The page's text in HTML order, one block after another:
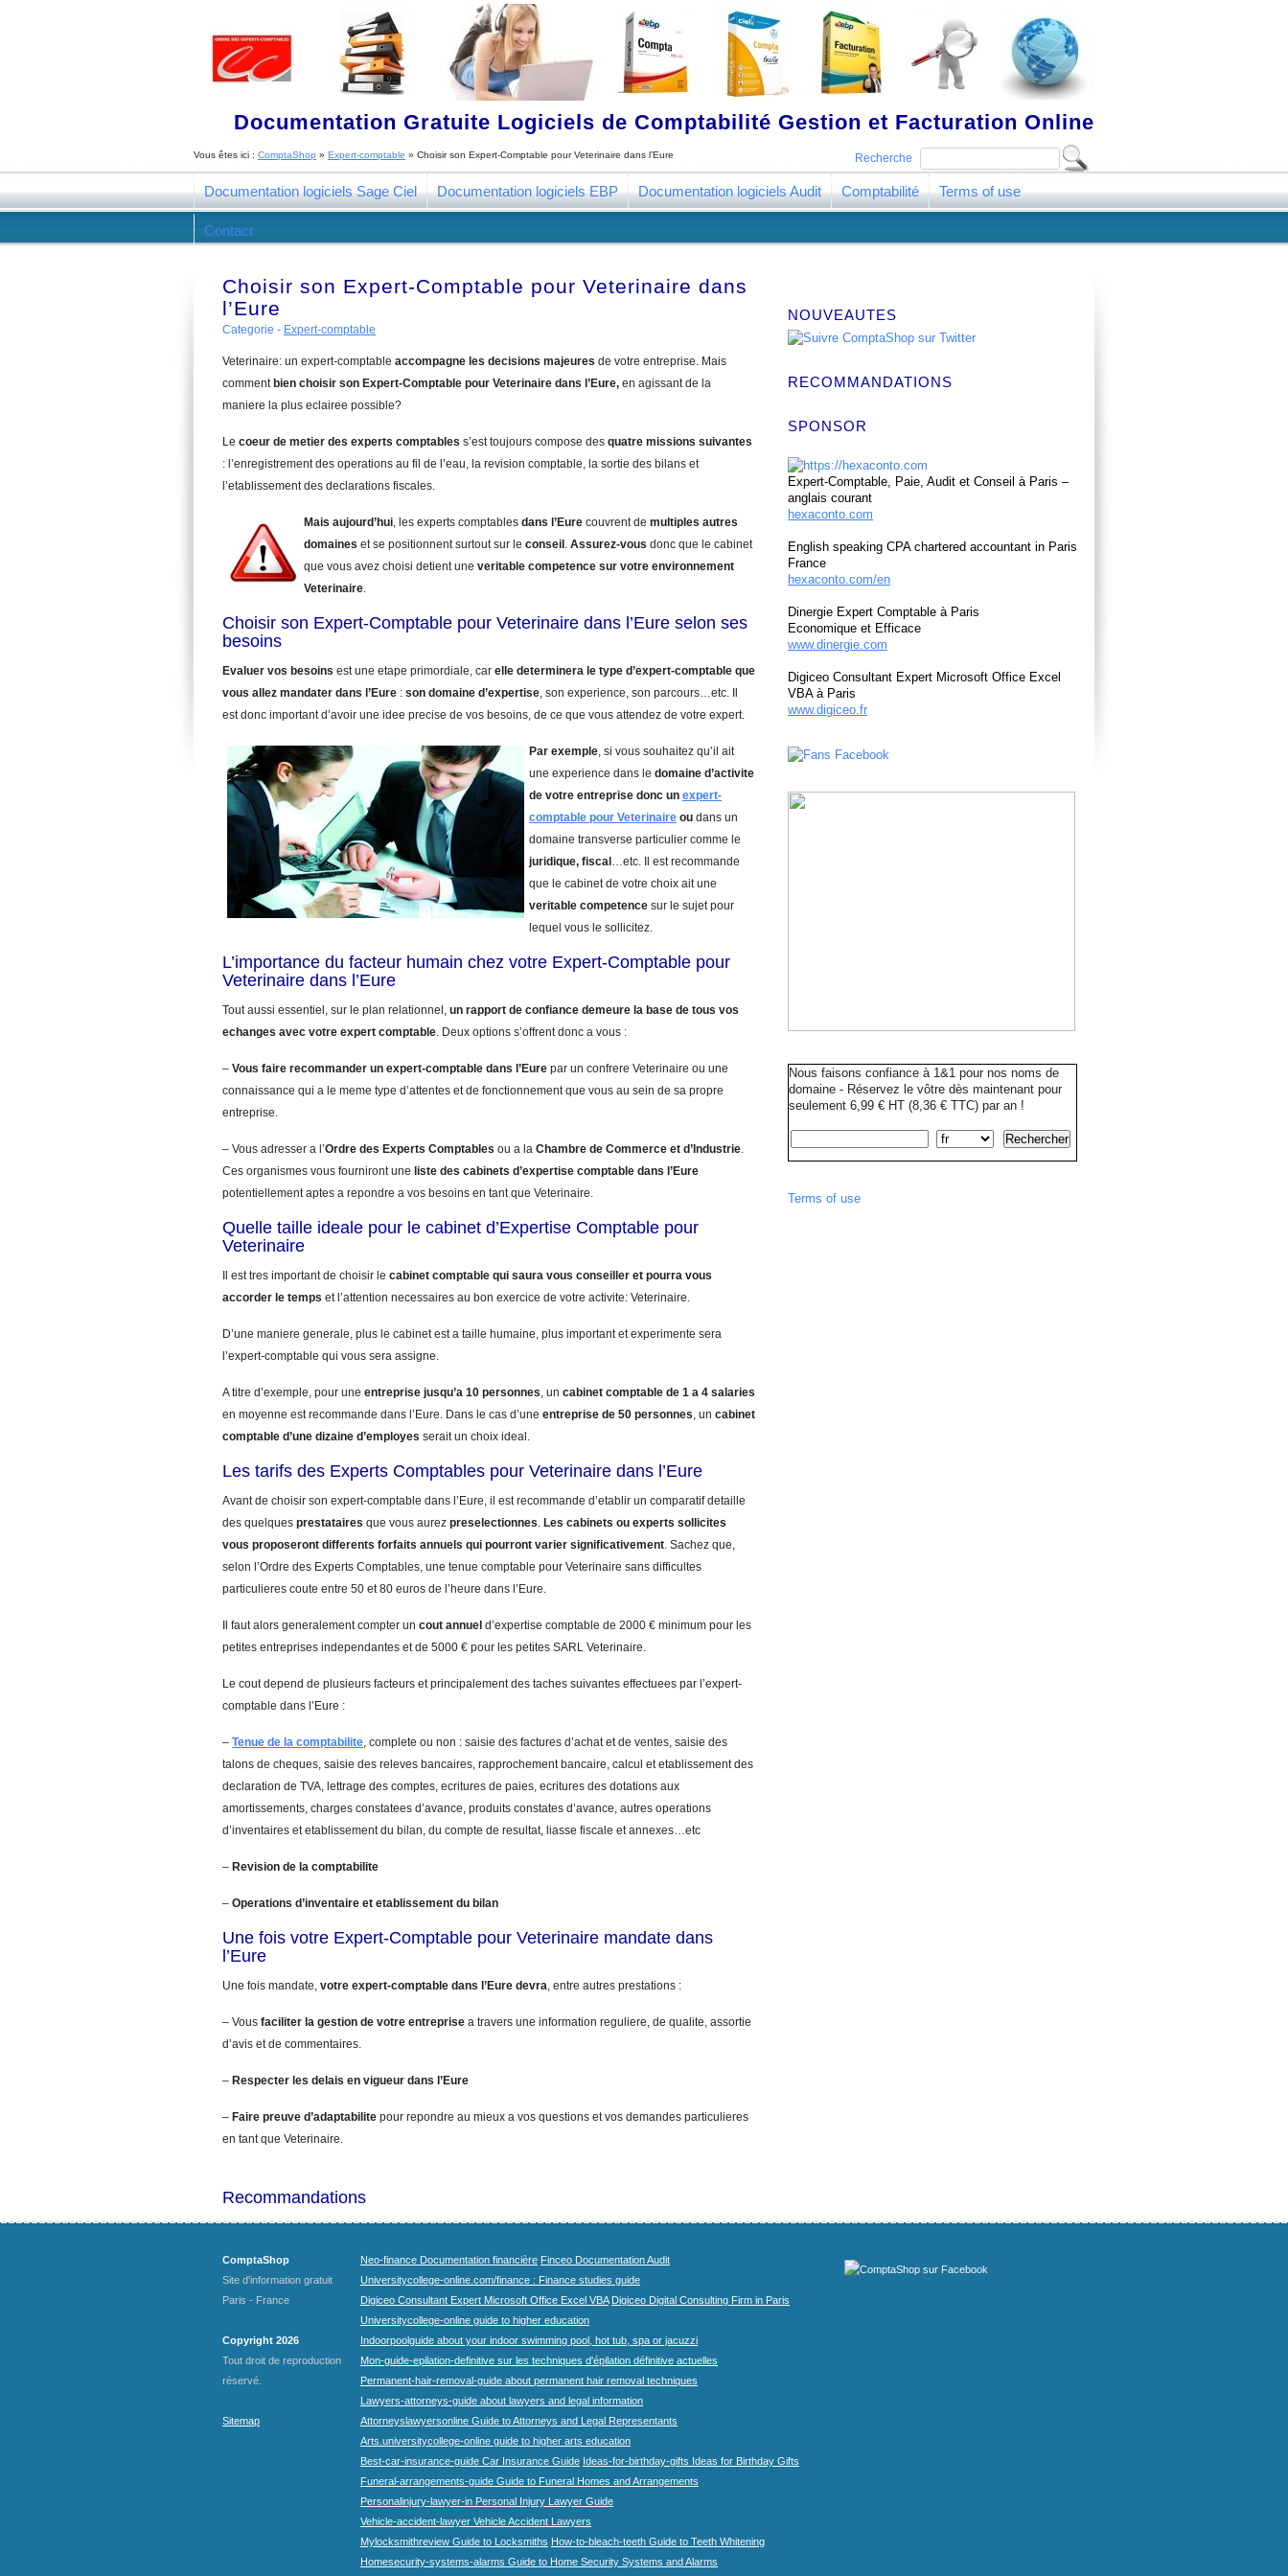
Documentation Gratuite Logiciels de Comptabilité Gestion et Facturation Online
Recherche
Vous êtes ici : ComptaShop » Expert-comptable » Choisir son Expert-Comptable pour Veterinaire dans l’Eure
Documentation logiciels Sage Ciel Documentation logiciels EBP Documentation logiciels Audit Comptabilité Terms of use
Contact
Choisir son Expert-Comptable pour Veterinaire dans
l’Eure
Categorie - Expert-comptable
Veterinaire: un expert-comptable accompagne les decisions majeures de votre entreprise. Mais
comment bien choisir son Expert-Comptable pour Veterinaire dans l’Eure, en agissant de la
maniere la plus eclairee possible?
Le coeur de metier des experts comptables s’est toujours compose des quatre missions suivantes
: l’enregistrement des operations au fil de l’eau, la revision comptable, la sortie des bilans et
l’etablissement des declarations fiscales.
Mais aujourd’hui, les experts comptables dans l’Eure couvrent de multiples autres
domaines et se positionnent surtout sur le conseil . Assurez-vous donc que le cabinet
que vous avez choisi detient une veritable competence sur votre environnement
Veterinaire.
Choisir son Expert-Comptable pour Veterinaire dans l’Eure selon ses
besoins
Evaluer vos besoins est une etape primordiale, car elle determinera le type d’expert-comptable que
vous allez mandater dans l’Eure : son domaine d’expertise, son experience, son parcours…etc. Il
est donc important d’avoir une idee precise de vos besoins, de ce que vous attendez de votre expert.
Par exemple, si vous souhaitez qu’il ait
une experience dans le domaine d’activite
de votre entreprise donc un expert-
comptable pour Veterinaire ou dans un
domaine transverse particulier comme le
juridique, fiscal …etc. Il est recommande
que le cabinet de votre choix ait une
veritable competence sur le sujet pour
lequel vous le sollicitez.
L’importance du facteur humain chez votre Expert-Comptable pour
Veterinaire dans l’Eure
Tout aussi essentiel, sur le plan relationnel, un rapport de confiance demeure la base de tous vos
echanges avec votre expert comptable. Deux options s’offrent donc a vous :
– Vous faire recommander un expert-comptable dans l’Eure par un confrere Veterinaire ou une
connaissance qui a le meme type d’attentes et de fonctionnement que vous au sein de sa propre
entreprise.
– Vous adresser a l’Ordre des Experts Comptables ou a la Chambre de Commerce et d’Industrie.
Ces organismes vous fourniront une liste des cabinets d’expertise comptable dans l’Eure
potentiellement aptes a repondre a vos besoins en tant que Veterinaire.
Quelle taille ideale pour le cabinet d’Expertise Comptable pour
Veterinaire
Il est tres important de choisir le cabinet comptable qui saura vous conseiller et pourra vous
accorder le temps et l’attention necessaires au bon exercice de votre activite: Veterinaire.
D’une maniere generale, plus le cabinet est a taille humaine, plus important et experimente sera
l’expert-comptable qui vous sera assigne.
A titre d’exemple, pour une entreprise jusqu’a 10 personnes, un cabinet comptable de 1 a 4 salaries
en moyenne est recommande dans l’Eure. Dans le cas d’une entreprise de 50 personnes, un cabinet
comptable d’une dizaine d’employes serait un choix ideal.
Les tarifs des Experts Comptables pour Veterinaire dans l’Eure
Avant de choisir son expert-comptable dans l’Eure, il est recommande d’etablir un comparatif detaille
des quelques prestataires que vous aurez preselectionnes. Les cabinets ou experts sollicites
vous proposeront differents forfaits annuels qui pourront varier significativement. Sachez que,
selon l’Ordre des Experts Comptables, une tenue comptable pour Veterinaire sans difficultes
particulieres coute entre 50 et 80 euros de l’heure dans l’Eure.
Il faut alors generalement compter un cout annuel d’expertise comptable de 2000 € minimum pour les
petites entreprises independantes et de 5000 € pour les petites SARL Veterinaire.
Le cout depend de plusieurs facteurs et principalement des taches suivantes effectuees par l’expert-
comptable dans l’Eure :
– Tenue de la comptabilite, complete ou non : saisie des factures d’achat et de ventes, saisie des
talons de cheques, saisie des releves bancaires, rapprochement bancaire, calcul et etablissement des
declaration de TVA, lettrage des comptes, ecritures de paies, ecritures des dotations aux
amortissements, charges constatees d’avance, produits constates d’avance, autres operations
d’inventaires et etablissement du bilan, du compte de resultat, liasse fiscale et annexes…etc
– Revision de la comptabilite
– Operations d’inventaire et etablissement du bilan
Une fois votre Expert-Comptable pour Veterinaire mandate dans
l’Eure
Une fois mandate, votre expert-comptable dans l’Eure devra, entre autres prestations :
– Vous faciliter la gestion de votre entreprise a travers une information reguliere, de qualite, assortie
d’avis et de commentaires.
– Respecter les delais en vigueur dans l’Eure
– Faire preuve d’adaptabilite pour repondre au mieux a vos questions et vos demandes particulieres
en tant que Veterinaire.
NOUVEAUTES
RECOMMANDATIONS
SPONSOR
Expert-Comptable, Paie, Audit et Conseil à Paris –
anglais courant
hexaconto.com
English speaking CPA chartered accountant in Paris
France
hexaconto.com/en
Dinergie Expert Comptable à Paris
Economique et Efficace
www.dinergie.com
Digiceo Consultant Expert Microsoft Office Excel
VBA à Paris
www.digiceo.fr
Nous faisons confiance à 1&1 pour nos noms de
domaine - Réservez le vôtre dès maintenant pour
seulement 6,99 € HT (8,36 € TTC) par an !
Terms of use
Recommandations
ComptaShop
Site d'information gratuit
Paris - France
Copyright 2026
Tout droit de reproduction
réservé.
Sitemap
Neo-finance Documentation financière Finceo Documentation Audit
Universitycollege-online.com/finance : Finance studies guide
Digiceo Consultant Expert Microsoft Office Excel VBA Digiceo Digital Consulting Firm in Paris
Universitycollege-online guide to higher education
Indoorpoolguide about your indoor swimming pool, hot tub, spa or jacuzzi
Mon-guide-epilation-definitive sur les techniques d'épilation définitive actuelles
Permanent-hair-removal-guide about permanent hair removal techniques
Lawyers-attorneys-guide about lawyers and legal information
Attorneyslawyersonline Guide to Attorneys and Legal Representants
Arts.universitycollege-online guide to higher arts education
Best-car-insurance-guide Car Insurance Guide Ideas-for-birthday-gifts Ideas for Birthday Gifts
Funeral-arrangements-guide Guide to Funeral Homes and Arrangements
Personalinjury-lawyer-in Personal Injury Lawyer Guide
Vehicle-accident-lawyer Vehicle Accident Lawyers
Mylocksmithreview Guide to Locksmiths How-to-bleach-teeth Guide to Teeth Whitening
Homesecurity-systems-alarms Guide to Home Security Systems and Alarms